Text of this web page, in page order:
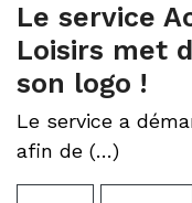
Le service
Loisirs met
son logo !
Le service a
afin de (…)